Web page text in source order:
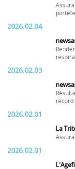
2026.02.04
2026.02.03
record
2026.02.01
La
2026.02.01